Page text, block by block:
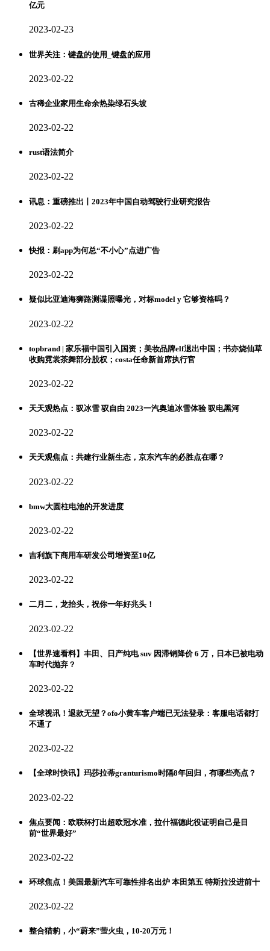
亿元
2023-02-23
世界关注：键盘的使用_键盘的应用
2023-02-22
古稀企业家用生命余热染绿石头坡
2023-02-22
rust语法简介
2023-02-22
讯息：重磅推出丨2023年中国自动驾驶行业研究报告
2023-02-22
快报：刷app为何总“不小心”点进广告
2023-02-22
疑似比亚迪海狮路测谍照曝光，对标model y 它够资格吗？
2023-02-22
topbrand | 家乐福中国引入国资；美妆品牌elf退出中国；书亦烧仙草
收购霓裳茶舞部分股权；costa任命新首席执行官
2023-02-22
天天观热点：驭冰雪 驭自由 2023一汽奥迪冰雪体验 驭电黑河
2023-02-22
天天观焦点：共建行业新生态，京东汽车的必胜点在哪？
2023-02-22
bmw大圆柱电池的开发进度
2023-02-22
吉利旗下商用车研发公司增资至10亿
2023-02-22
二月二，龙抬头，祝你一年好兆头！
2023-02-22
【世界速看料】丰田、日产纯电 suv 因滞销降价 6 万，日本已被电动
车时代抛弃？
2023-02-22
全球视讯！退款无望？ofo小黄车客户端已无法登录：客服电话都打
不通了
2023-02-22
【全球时快讯】玛莎拉蒂granturismo时隔8年回归，有哪些亮点？
2023-02-22
焦点要闻：欧联杯打出超欧冠水准，拉什福德此役证明自己是目
前“世界最好”
2023-02-22
环球焦点！美国最新汽车可靠性排名出炉 本田第五 特斯拉没进前十
2023-02-22
整合猎豹，小“蔚来”萤火虫，10-20万元！